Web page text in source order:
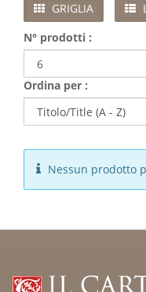
GRIGLIA
N° prodotti :
Ordina per :
Nessun prodotto